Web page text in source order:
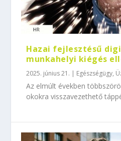
Hazai fejlesztésű
munkahelyi kiégés
2025. június 21. | Egészségügy,
Az elmúlt években
okokra visszavezethető